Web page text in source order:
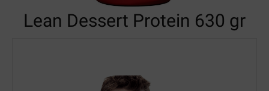
Lean Dessert Protein 630 gr